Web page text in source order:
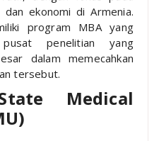
ekonomi di Armenia.
program MBA yang
penelitian yang
dalam memecahkan
tersebut.
Medical